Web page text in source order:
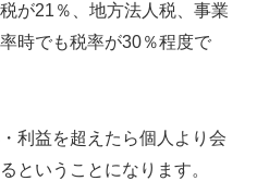
が21％、地方法人税、事業
時でも税率が30％程度で
利益を超えたら個人より会
ということになります。